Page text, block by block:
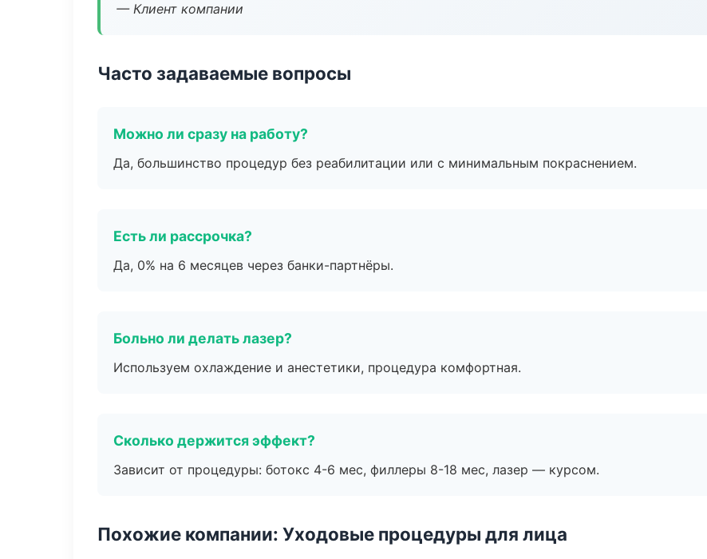
— Клиент компании
Часто задаваемые вопросы
Можно ли сразу на работу?
Да, большинство процедур без реабилитации или с минимальным покраснением.
Есть ли рассрочка?
Да, 0% на 6 месяцев через банки-партнёры.
Больно ли делать лазер?
Используем охлаждение и анестетики, процедура комфортная.
Сколько держится эффект?
Зависит от процедуры: ботокс 4-6 мес, филлеры 8-18 мес, лазер — курсом.
Похожие компании: Уходовые процедуры для лица